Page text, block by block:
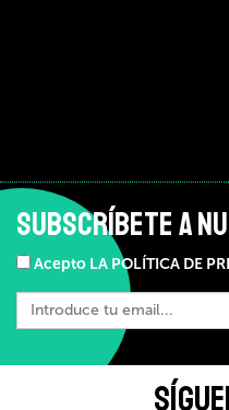
SUBSCRÍBETE A
Acepto LA POLÍTICA DE